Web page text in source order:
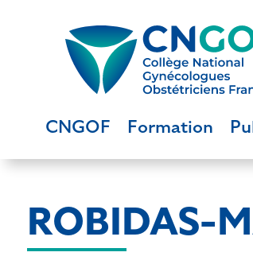
CNGOF Formation
ROBIDAS-